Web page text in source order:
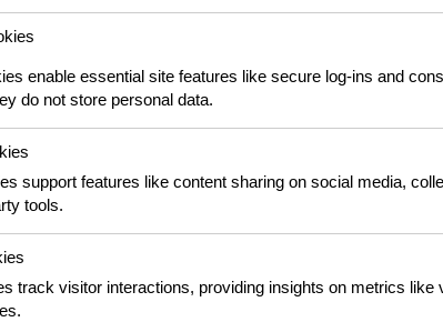
Teigtaschen
wie die japanischen Teigtaschen mit saftiger Füllung und
enable essential site features like secure log-ins and
do not store personal data.
support features like content sharing on social media,
tools.
track visitor interactions, providing insights on metrics like